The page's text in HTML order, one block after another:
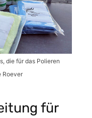
die für das Polieren
Roever
für